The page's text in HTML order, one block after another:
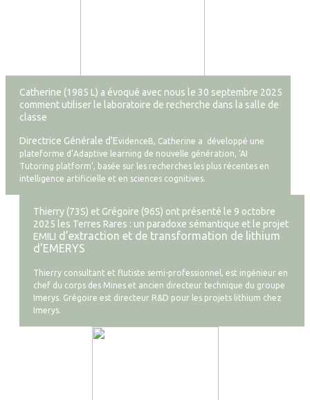
Catherine (1985 L) a évoqué avec nous le 30 septembre 2025
comment utiliser le laboratoire de recherche dans la salle de
classe
Directrice Générale d'EvidenceB, Catherine a développé une
plateforme d’Adaptive learning de nouvelle génération, ‘AI
Tutoring platform’, basée sur les recherches les plus récentes en
intelligence artificielle et en sciences cognitives.
Thierry (73S) et Grégoire (96S) ont présenté le 9 octobre
2025 les Terres Rares : un paradoxe sémantique et le projet
EMILI d’extraction et de transformation de lithium
d'EMERYS
Thierry consultant et flutiste semi-professionnel, est ingénieur en
chef du corps des Mines et ancien directeur technique du groupe
Imerys. Grégoire est directeur R&D pour les projets lithium chez
Imerys.